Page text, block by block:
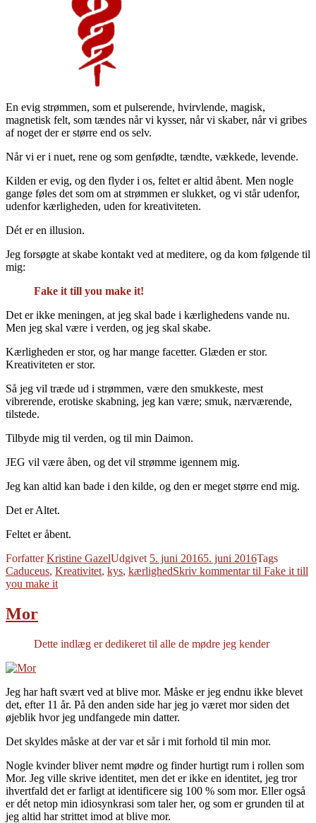
En evig strømmen, som et pulserende, hvirvlende, magisk,
magnetisk felt, som tændes når vi kysser, når vi skaber, når vi gribes
af noget der er større end os selv.
Når vi er i nuet, rene og som genfødte, tændte, vækkede, levende.
Kilden er evig, og den flyder i os, feltet er altid åbent. Men nogle
gange føles det som om at strømmen er slukket, og vi står udenfor,
udenfor kærligheden, uden for kreativiteten.
Dét er en illusion.
Jeg forsøgte at skabe kontakt ved at meditere, og da kom følgende til
mig:
Fake it till you make it!
Det er ikke meningen, at jeg skal bade i kærlighedens vande nu.
Men jeg skal være i verden, og jeg skal skabe.
Kærligheden er stor, og har mange facetter. Glæden er stor.
Kreativiteten er stor.
Så jeg vil træde ud i strømmen, være den smukkeste, mest
vibrerende, erotiske skabning, jeg kan være; smuk, nærværende,
tilstede.
Tilbyde mig til verden, og til min Daimon.
JEG vil være åben, og det vil strømme igennem mig.
Jeg kan altid kan bade i den kilde, og den er meget større end mig.
Det er Altet.
Feltet er åbent.
ForfatterKristine GazelUdgivet 5. juni 20165. juni 2016Tags
Caduceus, Kreativitet, kys, kærlighedSkriv kommentartil Fake it till
you make it
Mor
Dette indlæg er dedikeret til alle de mødre jeg kender
Jeg har haft svært ved at blive mor. Måske er jeg endnu ikke blevet
det, efter 11 år. På den anden side har jeg jo været mor siden det
øjeblik hvor jeg undfangede min datter.
Det skyldes måske at der var et sår i mit forhold til min mor.
Nogle kvinder bliver nemt mødre og finder hurtigt rum i rollen som
Mor. Jeg ville skrive identitet, men det er ikke en identitet, jeg tror
ihvertfald det er farligt at identificere sig 100 % som mor. Eller også
er dét netop min idiosynkrasi som taler her, og som er grunden til at
jeg altid har strittet imod at blive mor.